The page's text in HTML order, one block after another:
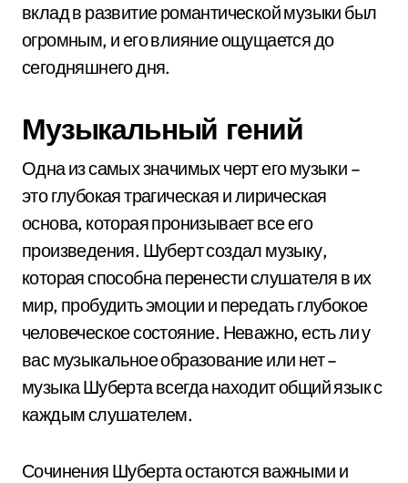
вклад в развитие романтической музыки был
огромным, и его влияние ощущается до
сегодняшнего дня.
Музыкальный гений
Одна из самых значимых черт его музыки –
это глубокая трагическая и лирическая
основа, которая пронизывает все его
произведения. Шуберт создал музыку,
которая способна перенести слушателя в их
мир, пробудить эмоции и передать глубокое
человеческое состояние. Неважно, есть ли у
вас музыкальное образование или нет –
музыка Шуберта всегда находит общий язык с
каждым слушателем.
Сочинения Шуберта остаются важными и